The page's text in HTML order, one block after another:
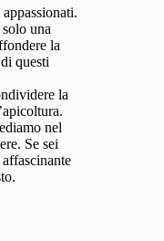
una
la
questi
la
nel
Se sei